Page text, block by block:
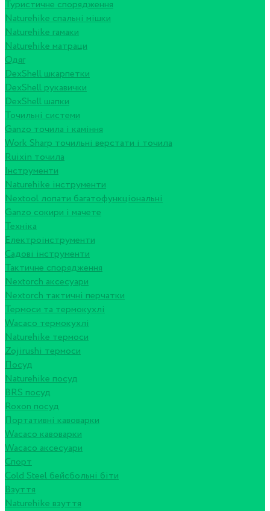
Туристичне спорядження
Naturehike спальні мішки
Naturehike гамаки
Naturehike матраци
Одяг
DexShell шкарпетки
DexShell рукавички
DexShell шапки
Точильні системи
Ganzo точила і каміння
Work Sharp точильні верстати і точила
Ruixin точила
Інструменти
Naturehike інструменти
Nextool лопати багатофункціональні
Ganzo сокири і мачете
Техніка
Електроінструменти
Садові інструменти
Тактичне спорядження
Nextorch аксесуари
Nextorch тактичні перчатки
Термоси та термокухлі
Wacaco термокухлі
Naturehike термоси
Zojirushi термоси
Посуд
Naturehike посуд
BRS посуд
Roxon посуд
Портативні кавоварки
Wacaco кавоварки
Wacaco аксесуари
Спорт
Cold Steel бейсбольні біти
Взуття
Naturehike взуття